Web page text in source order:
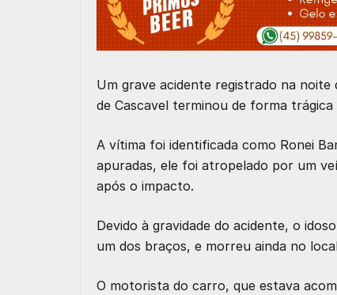
Um grave acidente registrado na noite
de Cascavel terminou de forma
A vítima foi identificada como Ronei
apuradas, ele foi atropelado por um
após o impacto.
Devido à gravidade do acidente, o
um dos braços, e morreu ainda no
O motorista do carro, que estava